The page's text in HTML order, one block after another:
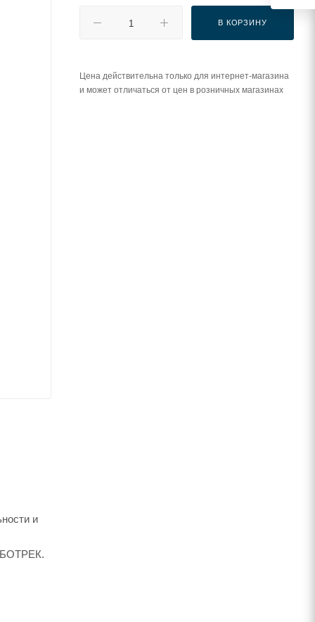
и
В КОРЗИНУ
Цена действительна только для интернет-магазина
и может отличаться от цен в розничных магазинах